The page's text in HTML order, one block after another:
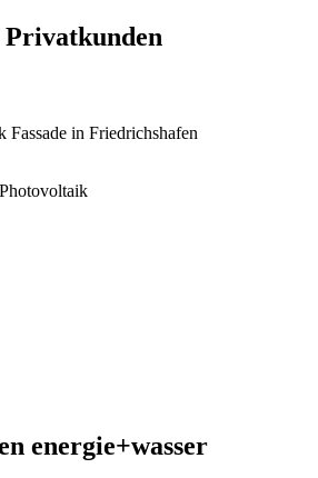
Privatkunden
Fassade in Friedrichshafen
energie+wasser